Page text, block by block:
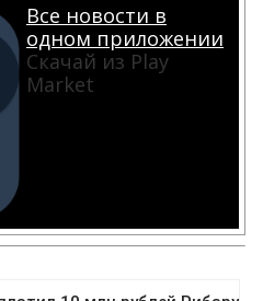
Все новости в
одном приложении
Скачай из Play
Market